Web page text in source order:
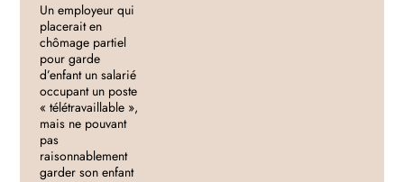
Un employeur qui
placerait en
chômage partiel
pour garde
d’enfant un salarié
occupant un poste
« télétravaillable »,
mais ne pouvant
pas
raisonnablement
garder son enfant